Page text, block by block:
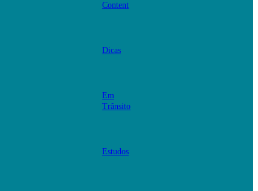
Content
Dicas
Em
Trânsito
Estudos